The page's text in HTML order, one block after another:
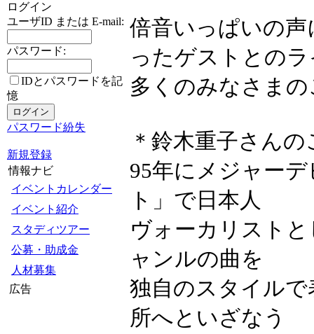
ログイン
ユーザID または E-mail:
パスワード:
IDとパスワードを記
憶
パスワード紛失
新規登録
情報ナビ
イベントカレンダー
イベント紹介
スタディツアー
公募・助成金
人材募集
広告
倍音いっぱいの
ったゲストとの
多くのみなさま
＊鈴木重子さんの
95年にメジャー
ト」で日本人
ヴォーカリスト
ャンルの曲を
独自のスタイル
所へといざなう